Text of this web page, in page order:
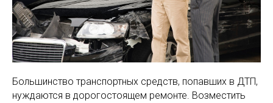
Большинство транспортных средств, попавших в ДТП,
нуждаются в дорогостоящем ремонте. Возместить